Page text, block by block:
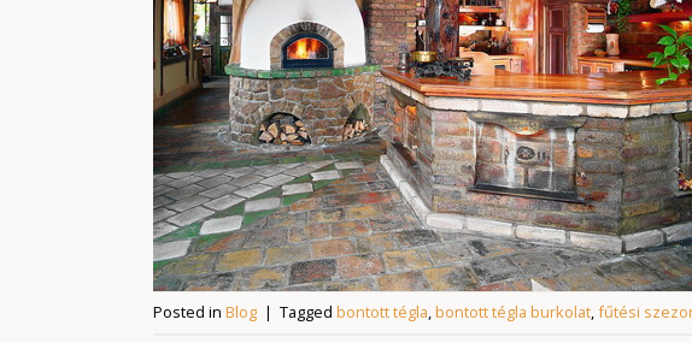
Posted in Blog | Tagged bontott tégla,bontott tégla burkolat,fűtési